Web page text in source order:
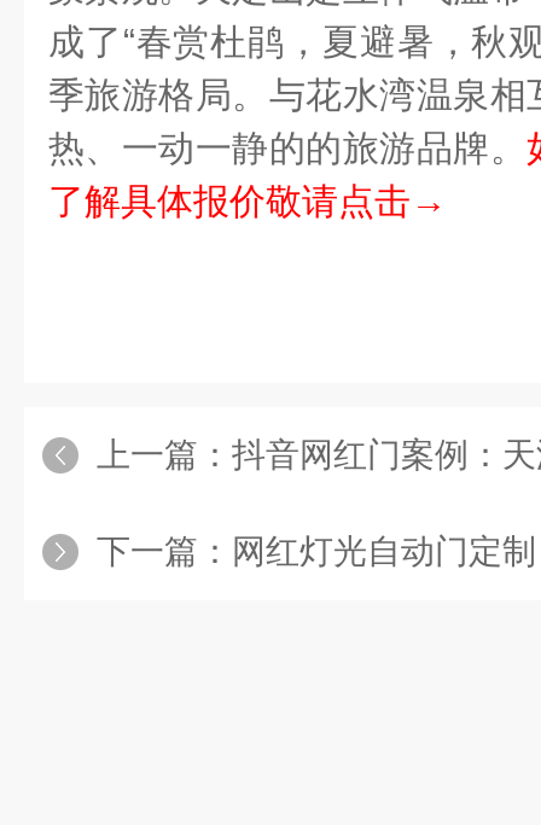
成了“春赏杜鹃，夏避暑，秋
季旅游格局。与花水湾温泉
热、一动一静的的旅游品牌。
了解具体报价敬请点击→
上一篇： 抖音网红门案例：
下一篇： 网红灯光自动门定制